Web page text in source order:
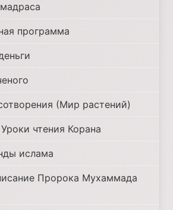
программа
(Мир растений)
чтения Корана
ислама
Пророка Мухаммада